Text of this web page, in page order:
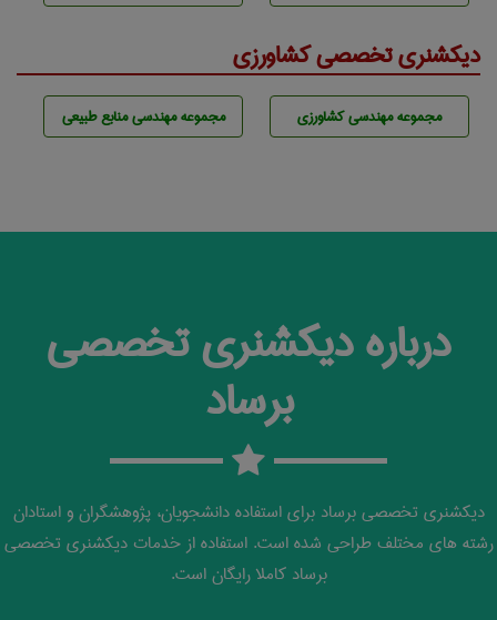
دیکشنری تخصصی کشاورزی
مجموعه مهندسی كشاورزی مجموعه مهندسی منابع طبيعی
درباره دیکشنری تخصصی
برساد
دیکشنری تخصصی برساد برای استفاده دانشجویان، پژوهشگران و استادان
رشته های مختلف طراحی شده است. استفاده از خدمات دیکشنری تخصصی
برساد کاملا رایگان است.